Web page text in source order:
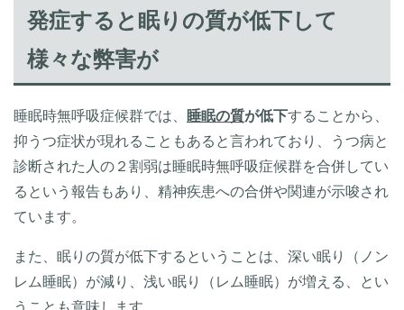
発症すると眠りの質が低下して
様々な弊害が
睡眠時無呼吸症候群では、 睡眠の質が低下することから、
抑うつ症状が現れることもあると言われており、うつ病と
診断された人の２割弱は睡眠時無呼吸症候群を合併してい
るという報告もあり、精神疾患への合併や関連が示唆され
ています。
また、眠りの質が低下するということは、深い眠り（ノン
レム睡眠）が減り、浅い眠り（レム睡眠）が増える、とい
うことも意味します。